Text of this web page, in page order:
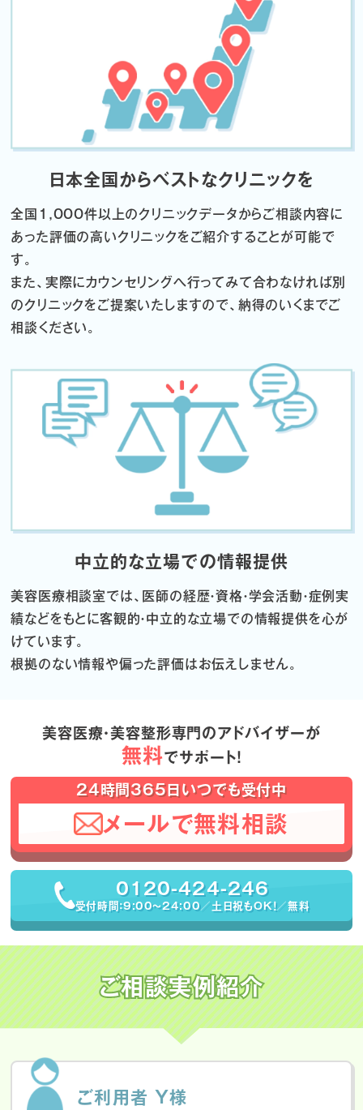
日本全国からベストなクリニックを
全国1,000件以上のクリニックデータからご相談内容に
あった評価の高いクリニックをご紹介することが可能で
す。
また、実際にカウンセリングへ行ってみて合わなければ別
のクリニックをご提案いたしますので、納得のいくまでご
相談ください。
中立的な立場での情報提供
美容医療相談室では、医師の経歴・資格・学会活動・症例実
績などをもとに客観的・中立的な立場での情報提供を心が
けています。
根拠のない情報や偏った評価はお伝えしません。
美容医療・美容整形専門のアドバイザーが
無料でサポート！
24時間365日いつでも受付中
メールで無料相談
0120-424-246
受付時間：9:00〜24:00／土日祝もOK！／無料
ご相談実例紹介
ご利用者 Y様